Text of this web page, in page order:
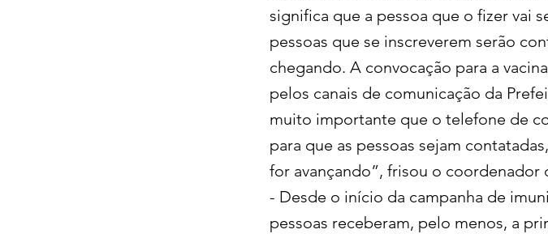
significa que a pessoa que o fizer vai
pessoas que se inscreverem serão
chegando. A convocação para a
pelos canais de comunicação da
muito importante que o telefone de
para que as pessoas sejam
for avançando”, frisou o coordenador
- Desde o início da campanha de
pessoas receberam, pelo menos, a